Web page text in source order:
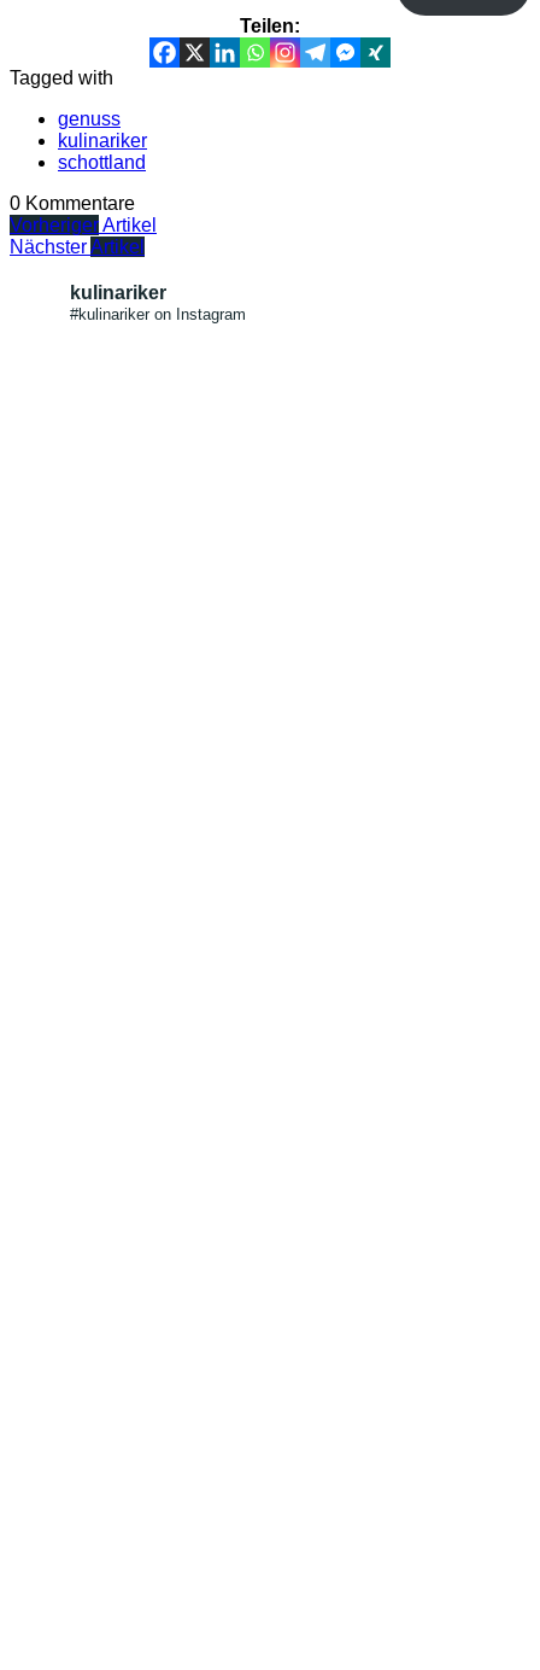
Teilen:
Tagged with
genuss
kulinariker
schottland
0 Kommentare
VorherigerArtikel
NächsterArtikel
kulinariker
#kulinariker on Instagram